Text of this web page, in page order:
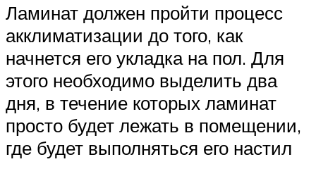
Ламинат должен пройти процесс
акклиматизации до того, как
начнется его укладка на пол. Для
этого необходимо выделить два
дня, в течение которых ламинат
просто будет лежать в помещении,
где будет выполняться его настил